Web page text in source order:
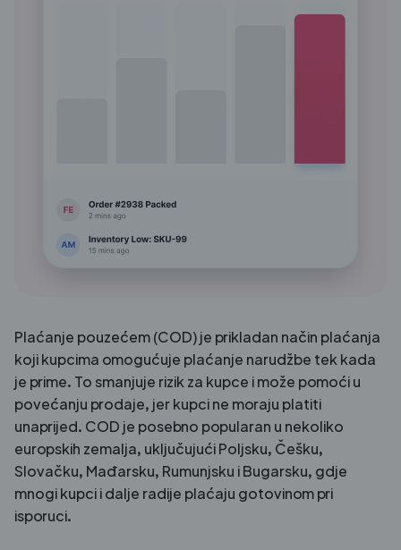
Plaćanje pouzećem (COD) je prikladan način plaćanja
koji kupcima omogućuje plaćanje narudžbe tek kada
je prime. To smanjuje rizik za kupce i može pomoći u
povećanju prodaje, jer kupci ne moraju platiti
unaprijed. COD je posebno popularan u nekoliko
europskih zemalja, uključujući Poljsku, Češku,
Slovačku, Mađarsku, Rumunjsku i Bugarsku, gdje
mnogi kupci i dalje radije plaćaju gotovinom pri
isporuci.